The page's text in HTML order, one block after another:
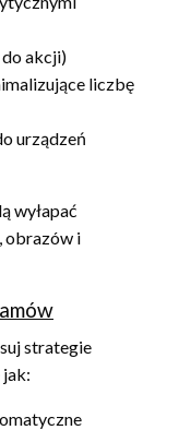
do akcji)
liczbę
urządzeń
wyłapać
obrazów i
strategie